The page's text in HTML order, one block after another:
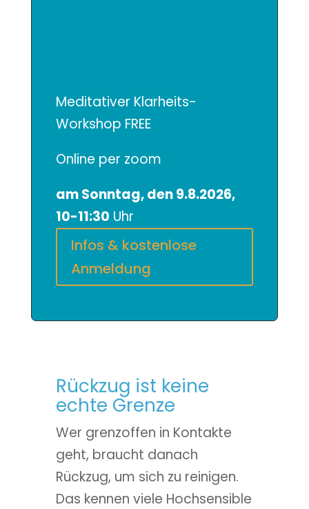
Meditativer Klarheits-
Workshop FREE
Online per zoom
am Sonntag, den 9.8.2026,
10-11:30 Uhr
Infos & kostenlose
Anmeldung
Rückzug ist keine
echte Grenze
Wer grenzoffen in Kontakte
geht, braucht danach
Rückzug, um sich zu reinigen.
Das kennen viele Hochsensible